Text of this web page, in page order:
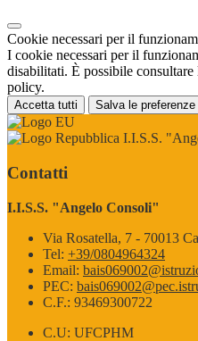
Cookie necessari per il
I cookie necessari per il
disabilitati. È possibile
policy.
Accetta tutti Salva le preferenze
I.I.S.S.
Contatti
I.I.S.S. "Angelo Consoli"
Via Rosatella, 7 - 70013
Tel: +39/0804964324
Email:
PEC:
C.F.: 93469300722
C.U: UFCPHM